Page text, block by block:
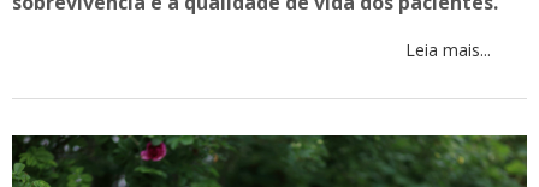
Leia mais...